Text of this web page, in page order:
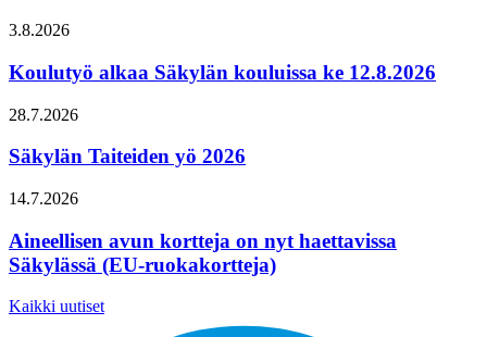
3.8.2026
Koulutyö alkaa Säkylän kouluissa ke 12.8.2026
28.7.2026
Säkylän Taiteiden yö 2026
14.7.2026
Aineellisen avun kortteja on nyt haettavissa
Säkylässä (EU-ruokakortteja)
Kaikki uutiset